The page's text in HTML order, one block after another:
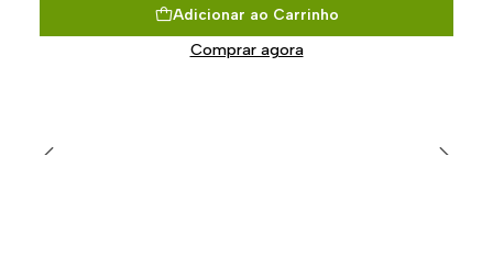
Adicionar ao Carrinho
Comprar agora